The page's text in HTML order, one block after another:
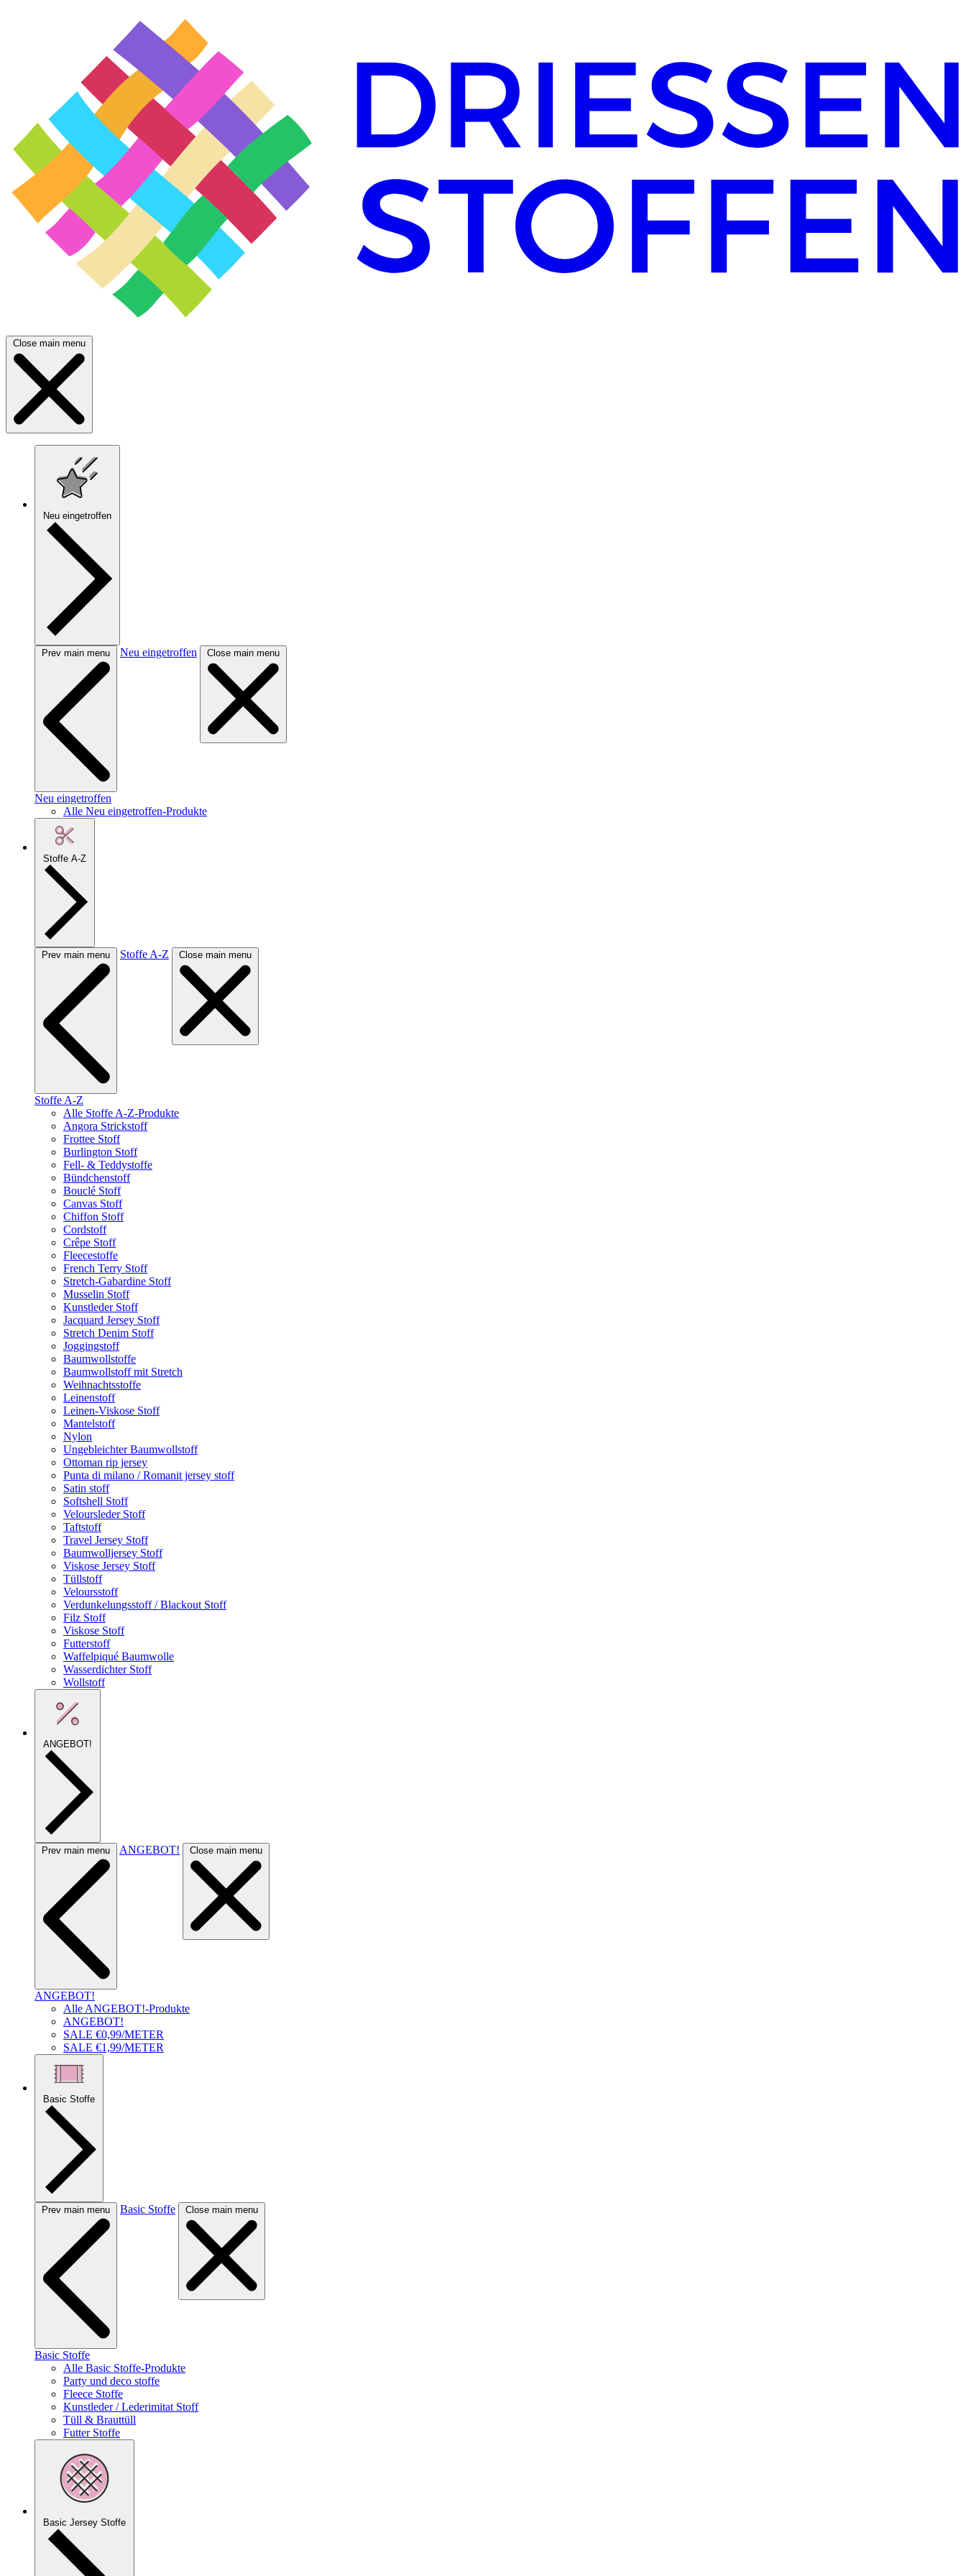
Close main menu
Neu eingetroffen
Prev main menu Neu eingetroffen Close main menu
Neu eingetroffen
Alle Neu eingetroffen-Produkte
Stoffe A-Z
Prev main menu Stoffe A-Z Close main menu
Stoffe A-Z
Alle Stoffe A-Z-Produkte
Angora Strickstoff
Frottee Stoff
Burlington Stoff
Fell- & Teddystoffe
Bündchenstoff
Bouclé Stoff
Canvas Stoff
Chiffon Stoff
Cordstoff
Crêpe Stoff
Fleecestoffe
French Terry Stoff
Stretch-Gabardine Stoff
Musselin Stoff
Kunstleder Stoff
Jacquard Jersey Stoff
Stretch Denim Stoff
Joggingstoff
Baumwollstoffe
Baumwollstoff mit Stretch
Weihnachtsstoffe
Leinenstoff
Leinen-Viskose Stoff
Mantelstoff
Nylon
Ungebleichter Baumwollstoff
Ottoman rip jersey
Punta di milano / Romanit jersey stoff
Satin stoff
Softshell Stoff
Veloursleder Stoff
Taftstoff
Travel Jersey Stoff
Baumwolljersey Stoff
Viskose Jersey Stoff
Tüllstoff
Veloursstoff
Verdunkelungsstoff / Blackout Stoff
Filz Stoff
Viskose Stoff
Futterstoff
Waffelpiqué Baumwolle
Wasserdichter Stoff
Wollstoff
ANGEBOT!
Prev main menu ANGEBOT! Close main menu
ANGEBOT!
Alle ANGEBOT!-Produkte
ANGEBOT!
SALE €0,99/METER
SALE €1,99/METER
Basic Stoffe
Prev main menu Basic Stoffe Close main menu
Basic Stoffe
Alle Basic Stoffe-Produkte
Party und deco stoffe
Fleece Stoffe
Kunstleder / Lederimitat Stoff
Tüll & Brauttüll
Futter Stoffe
Basic Jersey Stoffe